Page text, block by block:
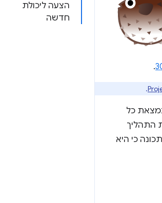
הצעה ליכולת
חדשה
.
.
כל
התהליך
כי היא